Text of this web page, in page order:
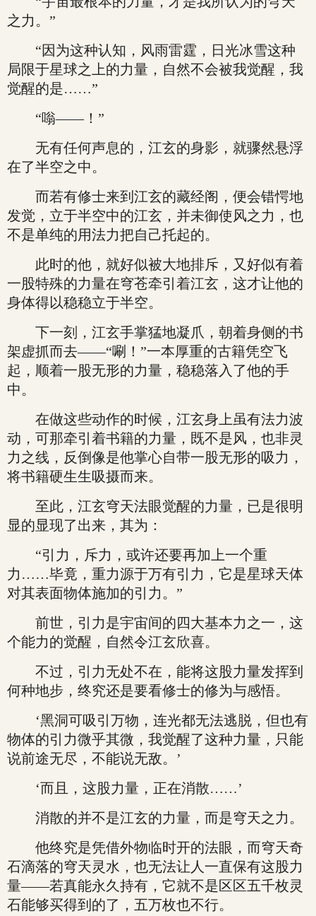
之力。”
“因为这种认知，风雨雷霆，日光冰雪这种
局限于星球之上的力量，自然不会被我觉醒，我
觉醒的是……”
“嗡——！”
无有任何声息的，江玄的身影，就骤然悬浮
在了半空之中。
而若有修士来到江玄的藏经阁，便会错愕地
发觉，立于半空中的江玄，并未御使风之力，也
不是单纯的用法力把自己托起的。
此时的他，就好似被大地排斥，又好似有着
一股特殊的力量在穹苍牵引着江玄，这才让他的
身体得以稳稳立于半空。
下一刻，江玄手掌猛地凝爪，朝着身侧的书
架虚抓而去——“唰！”一本厚重的古籍凭空飞
起，顺着一股无形的力量，稳稳落入了他的手
中。
在做这些动作的时候，江玄身上虽有法力波
动，可那牵引着书籍的力量，既不是风，也非灵
力之线，反倒像是他掌心自带一股无形的吸力，
将书籍硬生生吸摄而来。
至此，江玄穹天法眼觉醒的力量，已是很明
显的显现了出来，其为：
“引力，斥力，或许还要再加上一个重
力……毕竟，重力源于万有引力，它是星球天体
对其表面物体施加的引力。”
前世，引力是宇宙间的四大基本力之一，这
个能力的觉醒，自然令江玄欣喜。
不过，引力无处不在，能将这股力量发挥到
何种地步，终究还是要看修士的修为与感悟。
‘黑洞可吸引万物，连光都无法逃脱，但也有
物体的引力微乎其微，我觉醒了这种力量，只能
说前途无尽，不能说无敌。’
‘而且，这股力量，正在消散……’
消散的并不是江玄的力量，而是穹天之力。
他终究是凭借外物临时开的法眼，而穹天奇
石滴落的穹天灵水，也无法让人一直保有这股力
量——若真能永久持有，它就不是区区五千枚灵
石能够买得到的了，五万枚也不行。